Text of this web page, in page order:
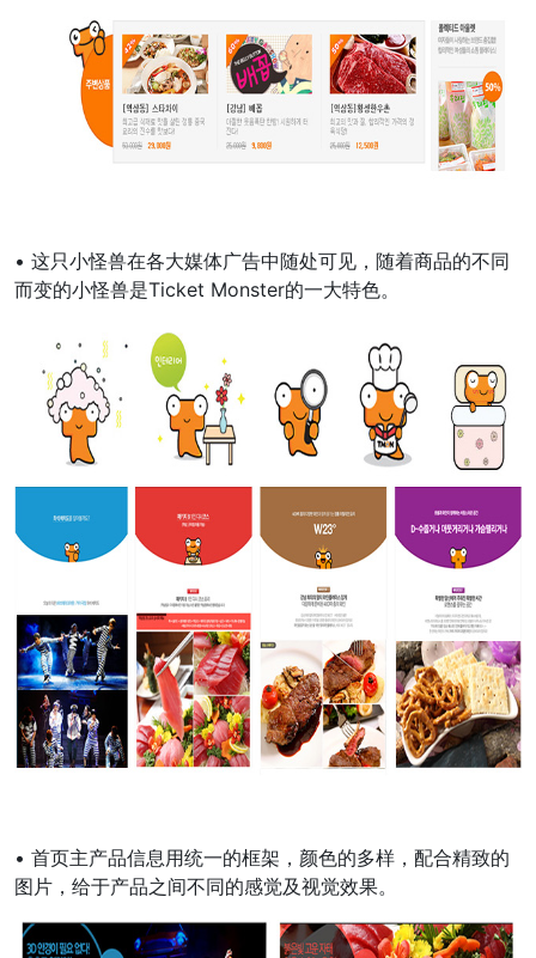
• 这只小怪兽在各大媒体广告中随处可见，随着商品的不同
而变的小怪兽是Ticket Monster的一大特色。
• 首页主产品信息用统一的框架，颜色的多样，配合精致的
图片，给于产品之间不同的感觉及视觉效果。